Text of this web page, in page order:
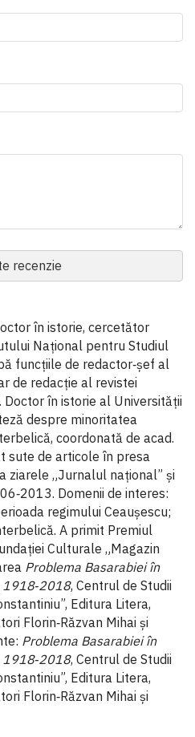
recenzie
în istorie, cercetător
Național pentru Studiul
funcțiile de redactor‑șef al
de redacție al revistei
Doctor în istorie al Universității
despre minoritatea
coordonată de acad.
sute de articole în presa
ziarele „Jurnalul național” și
Domenii de interes:
regimului Ceaușescu;
A primit Premiul
Culturale „Magazin
Problema Basarabiei în
1918‑2018, Centrul de Studii
Editura Litera,
Florin‑Răzvan Mihai și
Problema Basarabiei în
1918‑2018, Centrul de Studii
Editura Litera,
Florin‑Răzvan Mihai și